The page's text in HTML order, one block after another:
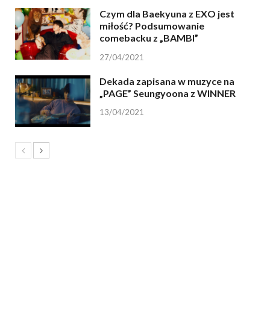
Czym dla Baekyuna z EXO jest
miłość? Podsumowanie
comebacku z „BAMBI”
27/04/2021
Dekada zapisana w muzyce na
„PAGE” Seungyoona z WINNER
13/04/2021